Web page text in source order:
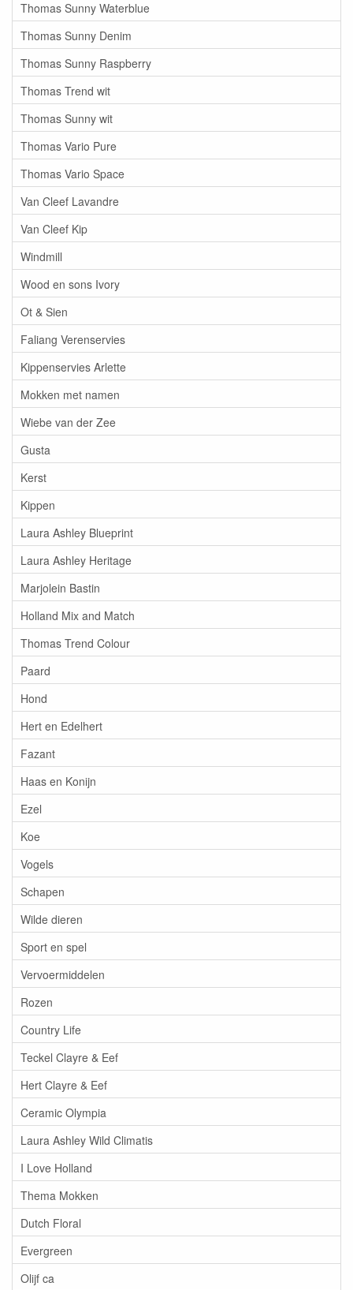
Thomas Sunny Waterblue
Thomas Sunny Denim
Thomas Sunny Raspberry
Thomas Trend wit
Thomas Sunny wit
Thomas Vario Pure
Thomas Vario Space
Van Cleef Lavandre
Van Cleef Kip
Windmill
Wood en sons Ivory
Ot & Sien
Faliang Verenservies
Kippenservies Arlette
Mokken met namen
Wiebe van der Zee
Gusta
Kerst
Kippen
Laura Ashley Blueprint
Laura Ashley Heritage
Marjolein Bastin
Holland Mix and Match
Thomas Trend Colour
Paard
Hond
Hert en Edelhert
Fazant
Haas en Konijn
Ezel
Koe
Vogels
Schapen
Wilde dieren
Sport en spel
Vervoermiddelen
Rozen
Country Life
Teckel Clayre & Eef
Hert Clayre & Eef
Ceramic Olympia
Laura Ashley Wild Climatis
I Love Holland
Thema Mokken
Dutch Floral
Evergreen
Olijf ca